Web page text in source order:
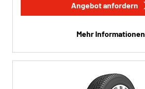
Angebot anfordern
Mehr Informationen